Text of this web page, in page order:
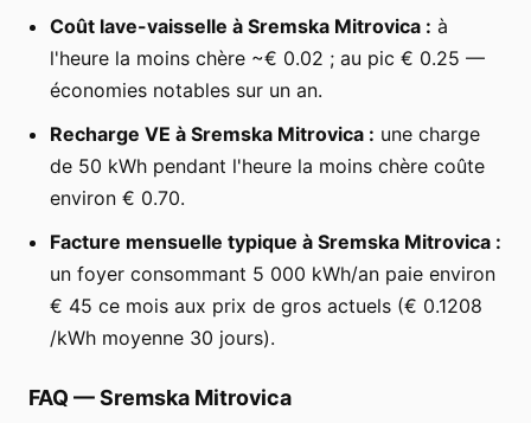
Coût lave-vaisselle à Sremska Mitrovica : à
l'heure la moins chère ~€ 0.02 ; au pic € 0.25 —
économies notables sur un an.
Recharge VE à Sremska Mitrovica : une charge
de 50 kWh pendant l'heure la moins chère coûte
environ € 0.70.
Facture mensuelle typique à Sremska Mitrovica :
un foyer consommant 5 000 kWh/an paie environ
€ 45 ce mois aux prix de gros actuels (€ 0.1208
/kWh moyenne 30 jours).
FAQ —Sremska Mitrovica